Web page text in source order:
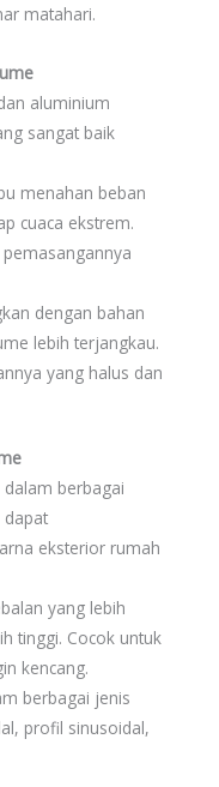
matahari.
aluminium
sangat baik
menahan beban
cuaca ekstrem.
pemasangannya
dengan bahan
lebih terjangkau.
yang halus dan
dalam berbagai
dapat
eksterior rumah
yang lebih
tinggi. Cocok untuk
kencang.
berbagai jenis
profil sinusoidal,